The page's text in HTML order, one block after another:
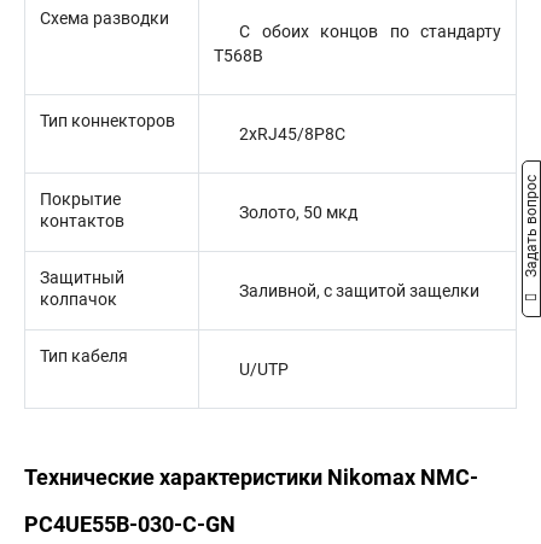
Схема разводки
С обоих концов по стандарту
T568B
Тип коннекторов
2xRJ45/8P8C
Покрытие
контактов
Золото, 50 мкд
Защитный
колпачок
Заливной, с защитой защелки
Тип кабеля
U/UTP
Технические характеристики Nikomax NMC-
PC4UE55B-030-C-GN
Задать вопрос